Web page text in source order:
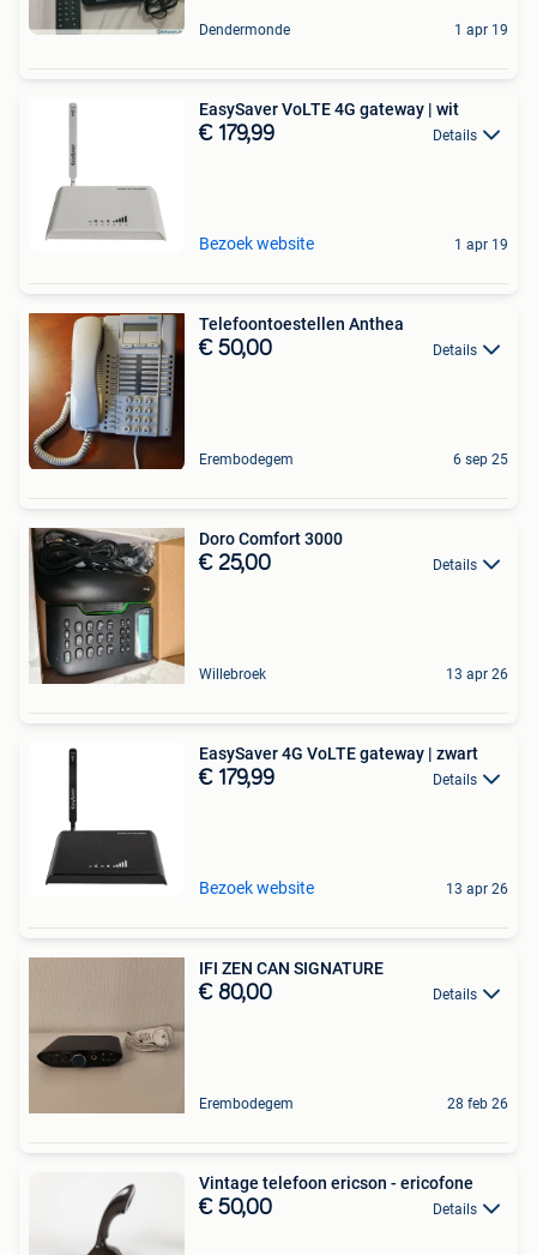
Dendermonde 1 apr 19
EasySaver VoLTE 4G gateway | wit
€ 179,99 Details
Bezoek website 1 apr 19
Telefoontoestellen Anthea
€ 50,00 Details
Erembodegem 6 sep 25
Doro Comfort 3000
€ 25,00 Details
Willebroek 13 apr 26
EasySaver 4G VoLTE gateway | zwart
€ 179,99 Details
Bezoek website 13 apr 26
IFI ZEN CAN SIGNATURE
€ 80,00 Details
Erembodegem 28 feb 26
Vintage telefoon ericson - ericofone
€ 50,00 Details